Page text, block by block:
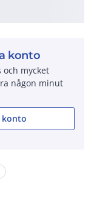
konto
mycket
någon minut
konto